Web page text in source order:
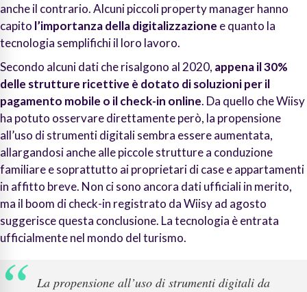
anche il contrario. Alcuni piccoli property manager hanno
capito l’importanza della digitalizzazione e quanto la
tecnologia semplifichi il loro lavoro.
Secondo alcuni dati che risalgono al 2020, appena il 30%
delle strutture ricettive è dotato di soluzioni per il
pagamento mobile o il check-in online. Da quello che Wiisy
ha potuto osservare direttamente però, la propensione
all’uso di strumenti digitali sembra essere aumentata,
allargandosi anche alle piccole strutture a conduzione
familiare e soprattutto ai proprietari di case e appartamenti
in affitto breve. Non ci sono ancora dati ufficiali in merito,
ma il boom di check-in registrato da Wiisy ad agosto
suggerisce questa conclusione. La tecnologia è entrata
ufficialmente nel mondo del turismo.
La propensione all’uso di strumenti digitali da